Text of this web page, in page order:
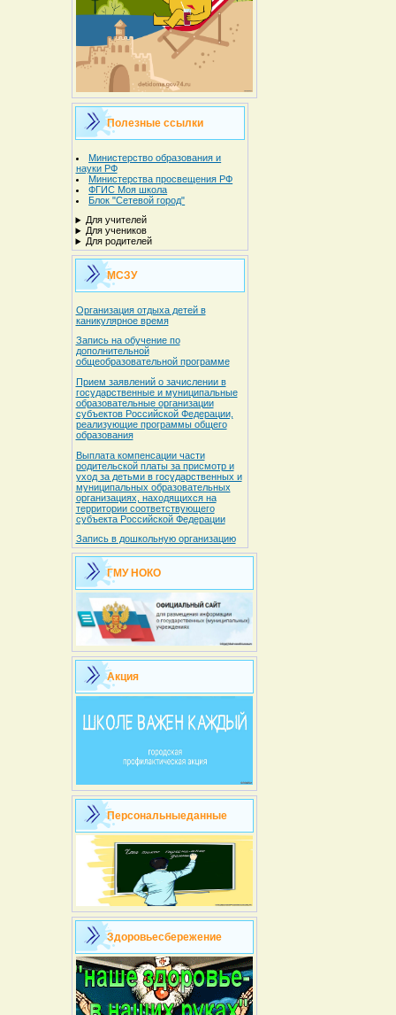
Полезные ссылки
Министерство образования и
науки РФ
Министерства просвещения РФ
ФГИС Моя школа
Блок "Сетевой город"
Для учителей
Для учеников
Для родителей
МСЗУ
Организация отдыха детей в
каникулярное время
Запись на обучение по
дополнительной
общеобразовательной программе
Прием заявлений о зачислении в
государственные и муниципальные
образовательные организации
субъектов Российской Федерации,
реализующие программы общего
образования
Выплата компенсации части
родительской платы за присмотр и
уход за детьми в государственных и
муниципальных образовательных
организациях, находящихся на
территории соответствующего
субъекта Российской Федерации
Запись в дошкольную организацию
ГМУ НОКО
Акция
Персональныеданные
Здоровьесбережение